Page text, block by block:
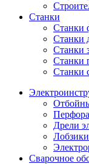
Станки
Станки
Станки
Станки
Станки
Станки
Дрели
Сварочное